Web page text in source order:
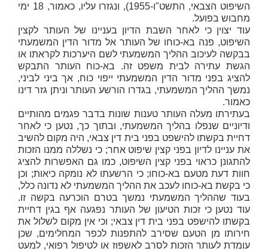
השיפוט הצבאי, התשט"ו-1955), ונגזרו עליו, כאמור, 18 ימי
מחבוש בפועל.
עוד יצוין כי לאחר השבת הדיון בעניינו של העותר לקצין
השיפוט, פנה בא-כוחו של העותר אל מדור הדין המשמעתי
בבקשה לעיכוב ההליך המשמעתי לשם היערכות לקראתו או
הגשת עתירה לבית משפט זה. בא-כוח העותר התבקש
להציג בפני מדור הדין המשמעתי ייפוי כוח, אך ביני לביני,
נמשך ההליך המשמעתי, בגדרו הורשע העותר וניתן גזר דינו
כאמור.
בעתירתו מעלה העותר טענות שונות בדבר פגמים מהותיים
ודיוניים שנפלו בהליך המשמעתי, ובתוך כך, נטען כי לאחר
דחיית בקשתו להישפט בפני בית דין צבאי, היה מקום להשיב
את עניינו לדיון בפני קצין שיפוט אחר; כי נשללה ממנו הזכות
להתגונן כראוי בפני קצין השיפוט, כמו גם האפשרות להציג
חוות דעת מטעם בא-כוחו; כי הרשעתו לא נומקה כיאות; וכן
כי בקשת בא-כוחו לעכב את ההליך המשמעתי לא נדונה כלל,
בעוד שההליך המשמעתי נמשך בטרם הוכרעה בקשה זו.
עוד נטען כי זכות הטיעון של העותר נפגעה אף בגין דחיית
בקשתו להישפט בפני בית דין צבאי; וכי אין מקום לשלול את
חירותו מן הטעם שסירב להתפנות לכפר המחלימים, שכן
עומדת לעותר הזכות לסרב לאשפוז או לטיפול רפואי, למעט